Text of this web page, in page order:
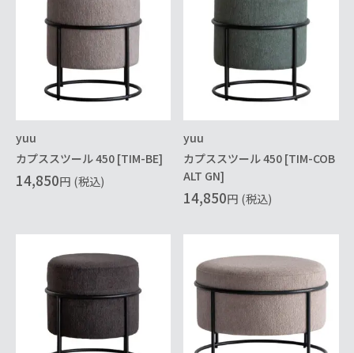
yuu
カプススツール 450 [TIM-BE]
14,850円 (税込)
yuu
カプススツール 450 [TIM-COB
ALT GN]
14,850円 (税込)